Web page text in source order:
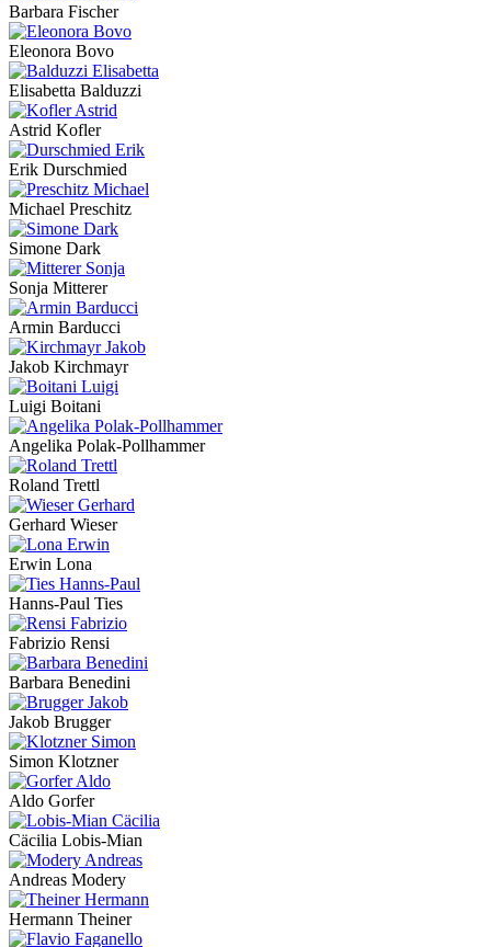
Barbara Fischer
Eleonora Bovo
Elisabetta Balduzzi
Astrid Kofler
Erik Durschmied
Michael Preschitz
Simone Dark
Sonja Mitterer
Armin Barducci
Jakob Kirchmayr
Luigi Boitani
Angelika Polak-Pollhammer
Roland Trettl
Gerhard Wieser
Erwin Lona
Hanns-Paul Ties
Fabrizio Rensi
Barbara Benedini
Jakob Brugger
Simon Klotzner
Aldo Gorfer
Cäcilia Lobis-Mian
Andreas Modery
Hermann Theiner